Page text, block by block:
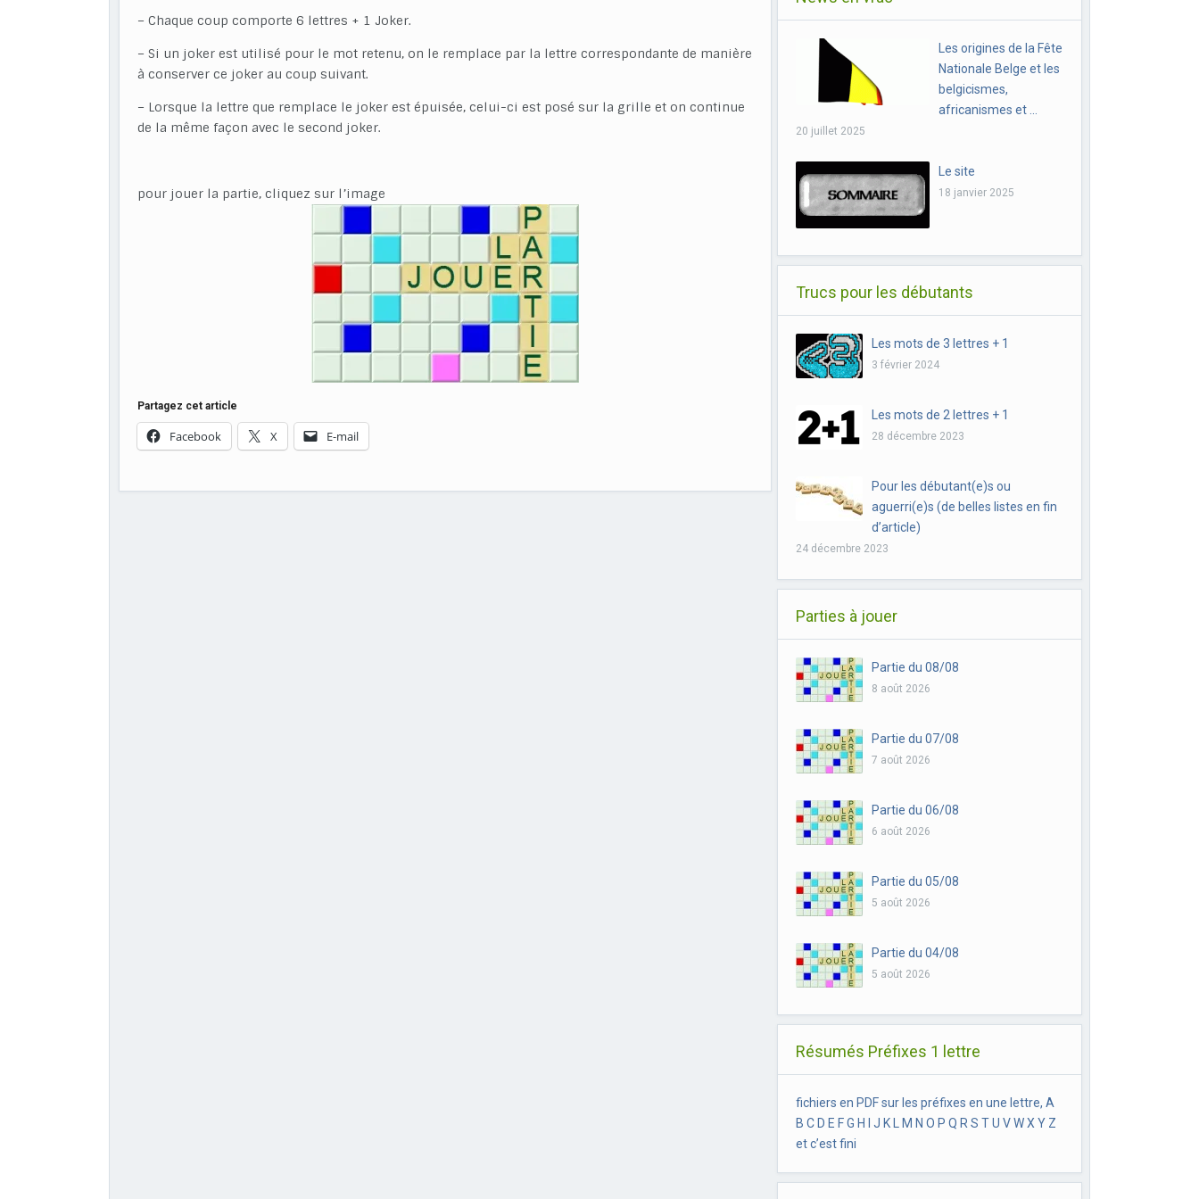
– Chaque coup comporte 6 lettres + 1 Joker.
– Si un joker est utilisé pour le mot retenu, on le remplace par la lettre correspondante de manière
à conserver ce joker au coup suivant.
– Lorsque la lettre que remplace le joker est épuisée, celui-ci est posé sur la grille et on continue
de la même façon avec le second joker.
pour jouer la partie, cliquez sur l’image
Partagez cet article
Facebook X E-mail
Les origines de la Fête
Nationale Belge et les
belgicismes,
africanismes et …
20 juillet 2025
Le site
18 janvier 2025
Trucs pour les débutants
Les mots de 3 lettres + 1
3 février 2024
Les mots de 2 lettres + 1
28 décembre 2023
Pour les débutant(e)s ou
aguerri(e)s (de belles listes en fin
d’article)
24 décembre 2023
Parties à jouer
Partie du 08/08
8 août 2026
Partie du 07/08
7 août 2026
Partie du 06/08
6 août 2026
Partie du 05/08
5 août 2026
Partie du 04/08
5 août 2026
Résumés Préfixes 1 lettre
fichiers en PDF sur les préfixes en une lettre, A
B C D E F G H I J K L M N O P Q R S T U V W X Y Z
et c’est fini